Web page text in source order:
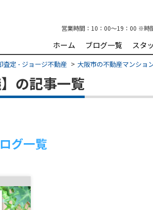
営業時間： 10：00～19：00 ※時
ホーム ブログ一覧 スタ
査定 - ジョージ不動産 大阪市の不動産マンショ
の記事一覧
グ一覧